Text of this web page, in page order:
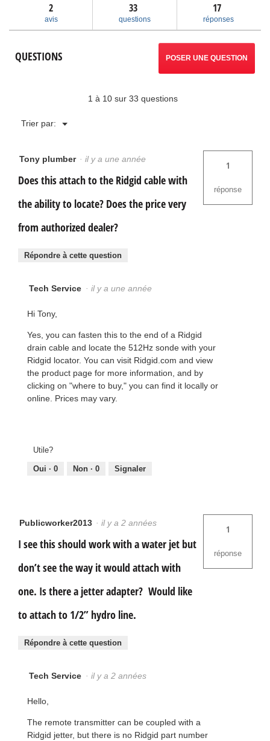
avis
Transmetteur
512 Hz)
aux
2
avis
33
questions
17
réponses
QUESTIONS POSER UNE QUESTION
1 à 10 sur 33 questions
Trier par: ▼
Menu
Tony plumber · il y a une année
Does this attach to the Ridgid cable with
the ability to locate? Does the price very
from authorized dealer?
1
réponse
Répondre à cette question
Tech Service · il y a une année
Hi Tony,
Yes, you can fasten this to the end of a Ridgid
drain cable and locate the 512Hz sonde with your
Ridgid locator. You can visit Ridgid.com and view
the product page for more information, and by
clicking on "where to buy," you can find it locally or
online. Prices may vary.
Utile?
Oui · 0 Non · 0 Signaler
Publicworker2013 · il y a 2 années
I see this should work with a water jet but
don’t see the way it would attach with
one. Is there a jetter adapter? Would like
to attach to 1/2” hydro line.
1
réponse
Répondre à cette question
Tech Service · il y a 2 années
Hello,
The remote transmitter can be coupled with a
Ridgid jetter, but there is no Ridgid part number